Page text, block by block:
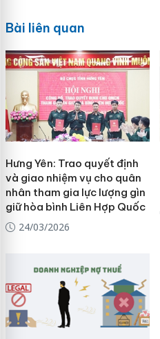
Bài liên quan
Hưng Yên: Trao quyết định
và giao nhiệm vụ cho quân
nhân tham gia lực lượng gìn
giữ hòa bình Liên Hợp Quốc
24/03/2026